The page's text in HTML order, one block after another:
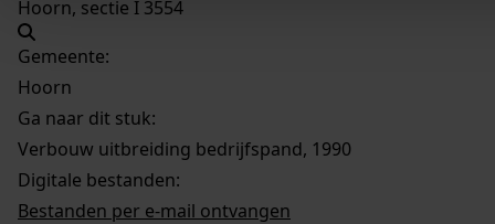
Hoorn, sectie I 3554
Gemeente:
Hoorn
Ga naar dit stuk:
Verbouw uitbreiding bedrijfspand, 1990
Digitale bestanden:
Bestanden per e-mail ontvangen